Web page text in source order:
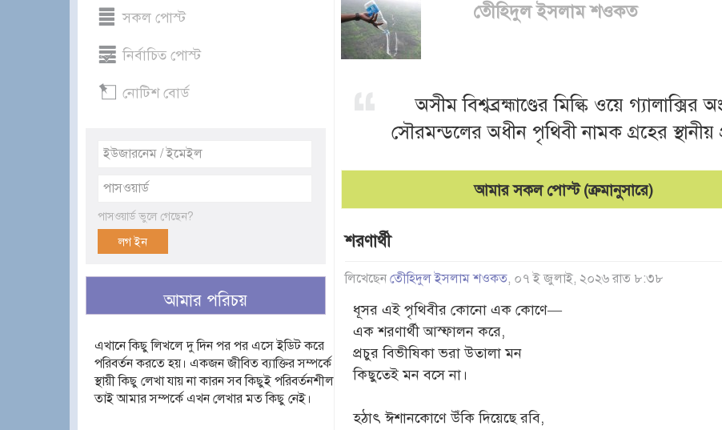
সকল পোস্ট
নির্বাচিত পোস্ট
নোটিশ বোর্ড
পাসওয়ার্ড ভুলে গেছেন?
আমার পরিচয়
এখানে কিছু লিখলে দু দিন পর পর এসে ইডিট করে
পরিবর্তন করতে হয়। একজন জীবিত ব্যাক্তির সম্পর্কে
স্থায়ী কিছু লেখা যায় না কারন সব কিছুই পরিবর্তনশীল
তাই আমার সম্পর্কে এখন লেখার মত কিছু নেই।
তেীহিদুল ইসলাম শওকত
অসীম বিশ্বব্রহ্মাণ্ডের মিল্কি ওয়ে গ্যালাক্সির
সৌরমন্ডলের অধীন পৃথিবী নামক গ্রহের স্থানীয়
আমার সকল পোস্ট (ক্রমানুসারে)
শরণার্থী
লিখেছেন তেীহিদুল ইসলাম শওকত, ০৭ ই জুলাই, ২০২৬ রাত ৮:৩৮
ধূসর এই পৃথিবীর কোনো এক কোণে—
এক শরণার্থী আস্ফালন করে,
প্রচুর বিভীষিকা ভরা উতালা মন
কিছুতেই মন বসে না।
হঠাৎ ঈশানকোণে উঁকি দিয়েছে রবি,